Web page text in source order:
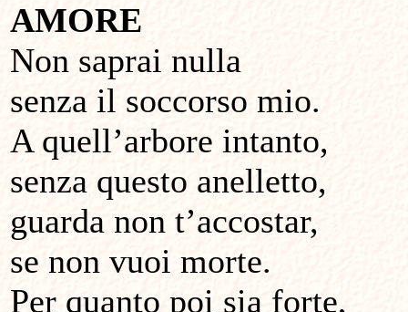
AMORE
Non saprai nulla
senza il soccorso mio.
A quell’arbore intanto,
senza questo anelletto,
guarda non t’accostar,
se non vuoi morte.
Per quanto poi sia forte,